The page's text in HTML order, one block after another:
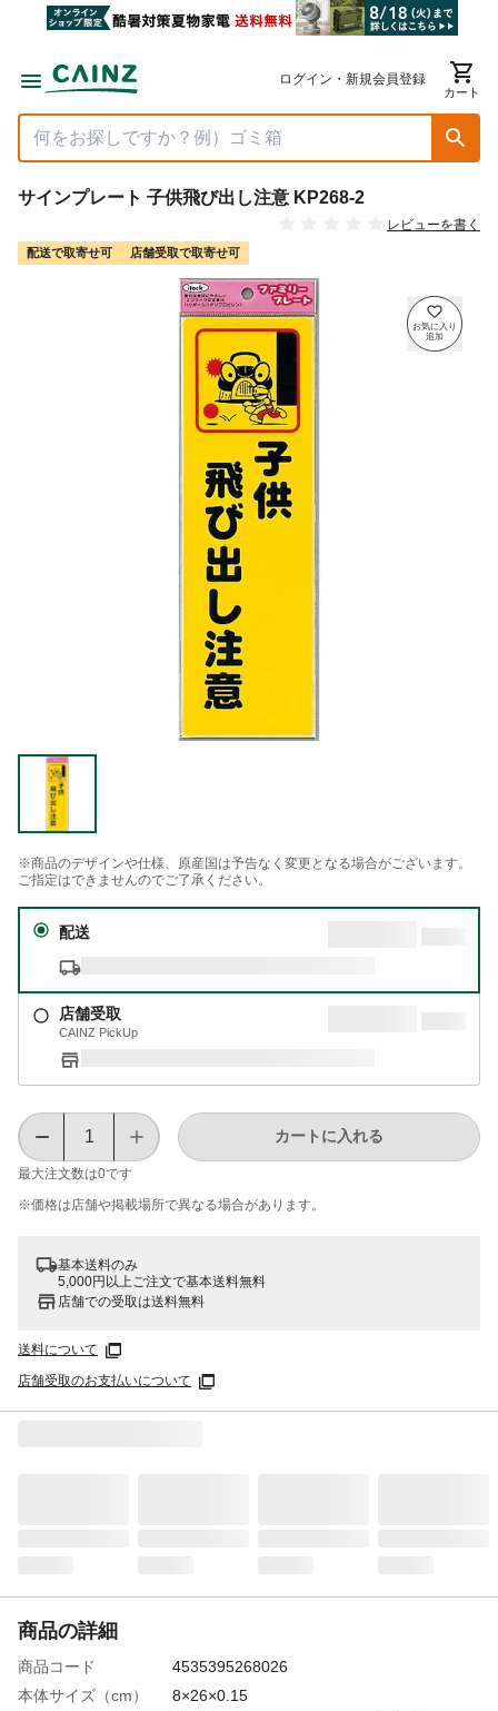
ログイン・新規会員登録
カート
サインプレート 子供飛び出し注意 KP268-2
レビューを書く
配送で取寄せ可 店舗受取で取寄せ可
※商品のデザインや仕様、原産国は予告なく変更となる場合がございます。
ご指定はできませんのでご了承ください。
配送
店舗受取
CAINZ PickUp
最大注文数は0です
カートに入れる
※価格は​店舗や​掲載場所で​異なる​場合が​あります。
基本送料のみ
5,000円以上ご注文で基本送料無料
店舗での受取は送料無料
送料について
店舗受取のお支払いについて
商品の詳細
商品コード
4535395268026
本体サイズ（cm）
8×26×0.15